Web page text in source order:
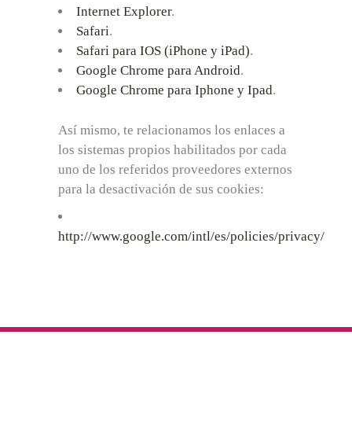
Internet Explorer.
Safari.
Safari para IOS (iPhone y iPad).
Google Chrome para Android.
Google Chrome para Iphone y Ipad.
Así mismo, te relacionamos los enlaces a
los sistemas propios habilitados por cada
uno de los referidos proveedores externos
para la desactivación de sus cookies:
http://www.google.com/intl/es/policies/privacy/